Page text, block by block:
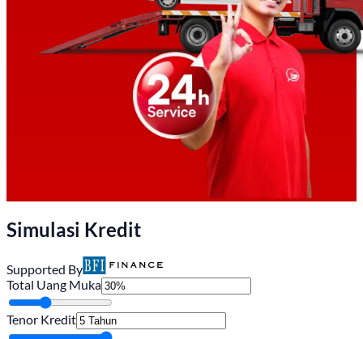
Simulasi Kredit
Supported By
Total Uang Muka
Tenor Kredit